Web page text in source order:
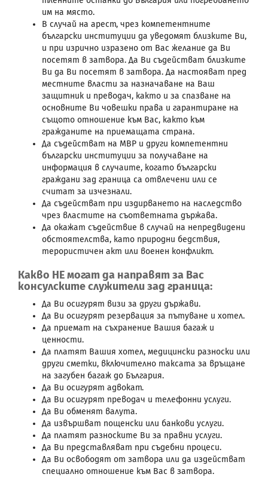
им на място.
В случай на арест, чрез компетентните
български институции да уведомят близките Ви,
и при изрично изразено от Вас желание да Ви
посетят в затвора. Да Ви съдействат близките
Ви да Ви посетят в затвора. Да настояват пред
местните власти за назначаване на Ваш
защитник и преводач, както и за спазване на
основните Ви човешки права и гарантиране на
същото отношение към Вас, както към
гражданите на приемащата страна.
Да съдействат на МВР и други компетентни
български институции за получаване на
информация в случаите, когато български
граждани зад граница са отвлечени или се
считат за изчезнали.
Да съдействат при издирването на наследство
чрез властите на съответната държава.
Да окажат съдействие в случай на непредвидени
обстоятелства, като природни бедствия,
терористичен акт или военен конфликт.
Какво НЕ могат да направят за Вас
консулските служители зад граница:
Да Ви осигурят визи за други държави.
Да Ви осигурят резервация за пътуване и хотел.
Да приемат на съхранение Вашия багаж и
ценности.
Да платят Вашия хотел, медицински разноски или
други сметки, включително таксата за връщане
на загубен багаж до България.
Да Ви осигурят адвокат.
Да Ви осигурят преводач и телефонни услуги.
Да Ви обменят валута.
Да извършват пощенски или банкови услуги.
Да платят разноските Ви за правни услуги.
Да Ви представляват при съдебни процеси.
Да Ви освободят от затвора или да издействат
специално отношение към Вас в затвора.